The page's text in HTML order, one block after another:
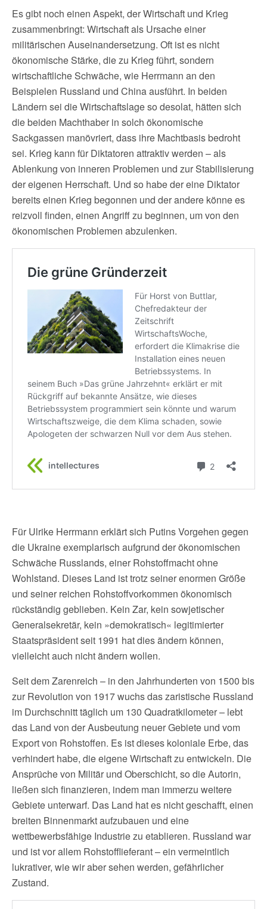
Es gibt noch einen Aspekt, der Wirtschaft und Krieg
zusammenbringt: Wirtschaft als Ursache einer
militärischen Auseinandersetzung. Oft ist es nicht
ökonomische Stärke, die zu Krieg führt, sondern
wirtschaftliche Schwäche, wie Herrmann an den
Beispielen Russland und China ausführt. In beiden
Ländern sei die Wirtschaftslage so desolat, hätten sich
die beiden Machthaber in solch ökonomische
Sackgassen manövriert, dass ihre Machtbasis bedroht
sei. Krieg kann für Diktatoren attraktiv werden – als
Ablenkung von inneren Problemen und zur Stabilisierung
der eigenen Herrschaft. Und so habe der eine Diktator
bereits einen Krieg begonnen und der andere könne es
reizvoll finden, einen Angriff zu beginnen, um von den
ökonomischen Problemen abzulenken.
Für Ulrike Herrmann erklärt sich Putins Vorgehen gegen
die Ukraine exemplarisch aufgrund der ökonomischen
Schwäche Russlands, einer Rohstoffmacht ohne
Wohlstand. Dieses Land ist trotz seiner enormen Größe
und seiner reichen Rohstoffvorkommen ökonomisch
rückständig geblieben. Kein Zar, kein sowjetischer
Generalsekretär, kein »demokratisch« legitimierter
Staatspräsident seit 1991 hat dies ändern können,
vielleicht auch nicht ändern wollen.
Seit dem Zarenreich – in den Jahrhunderten von 1500 bis
zur Revolution von 1917 wuchs das zaristische Russland
im Durchschnitt täglich um 130 Quadratkilometer – lebt
das Land von der Ausbeutung neuer Gebiete und vom
Export von Rohstoffen. Es ist dieses koloniale Erbe, das
verhindert habe, die eigene Wirtschaft zu entwickeln. Die
Ansprüche von Militär und Oberschicht, so die Autorin,
ließen sich finanzieren, indem man immerzu weitere
Gebiete unterwarf. Das Land hat es nicht geschafft, einen
breiten Binnenmarkt aufzubauen und eine
wettbewerbsfähige Industrie zu etablieren. Russland war
und ist vor allem Rohstofflieferant – ein vermeintlich
lukrativer, wie wir aber sehen werden, gefährlicher
Zustand.